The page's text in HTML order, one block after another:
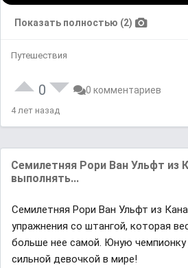
Показать полностью (2)
Путешествия
0 0 комментариев
4 лет назад
Семилетняя Рори Ван Ульфт из
выполнять...
Семилетняя Рори Ван Ульфт из
упражнения со штангой, которая
больше нее самой. Юную чемпионку
сильной девочкой в мире!